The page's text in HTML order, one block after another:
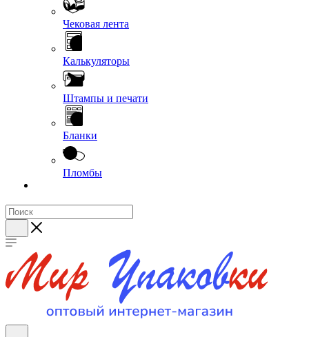
Чековая лента
Калькуляторы
Штампы и печати
Бланки
Пломбы